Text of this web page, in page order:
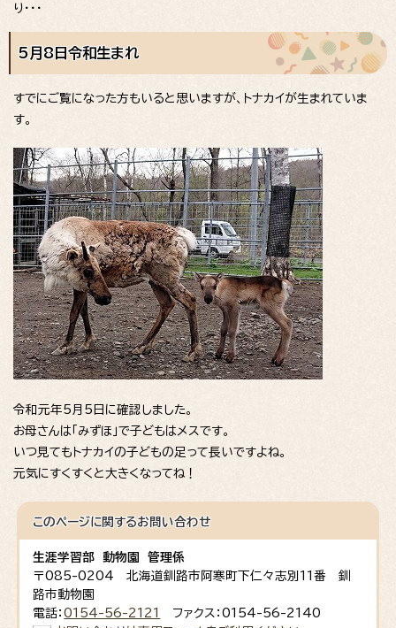
り・・・
5月8日令和生まれ
すでにご覧になった方もいると思いますが、トナカイが生まれていま
す。
令和元年5月5日に確認しました。
お母さんは「みずほ」で子どもはメスです。
いつ見てもトナカイの子どもの足って長いですよね。
元気にすくすくと大きくなってね！
このページに関するお問い合わせ
生涯学習部 動物園 管理係
〒085-0204 北海道釧路市阿寒町下仁々志別11番 釧
路市動物園
電話：0154-56-2121
ファクス：0154-56-2140